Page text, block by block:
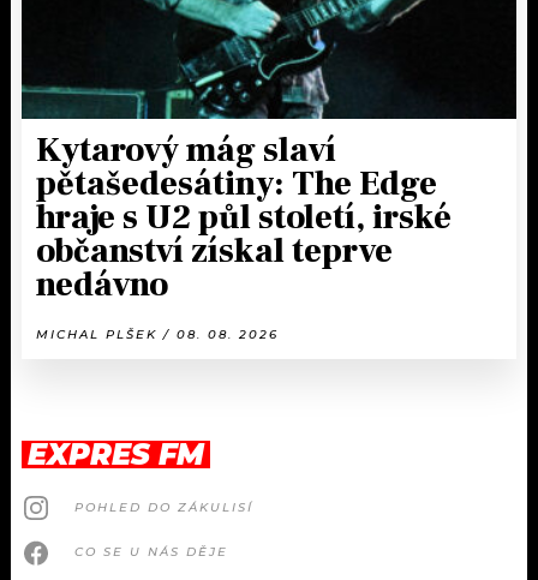
Kytarový mág slaví
pětašedesátiny: The Edge
hraje s U2 půl století, irské
občanství získal teprve
nedávno
MICHAL PLŠEK / 08. 08. 2026
EXPRES FM
POHLED DO ZÁKULISÍ
CO SE U NÁS DĚJE